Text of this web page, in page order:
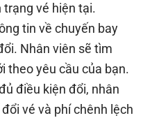
trạng vé hiện tại.
tin về chuyến bay
Nhân viên sẽ tìm
theo yêu cầu của bạn.
điều kiện đổi, nhân
vé và phí chênh lệch